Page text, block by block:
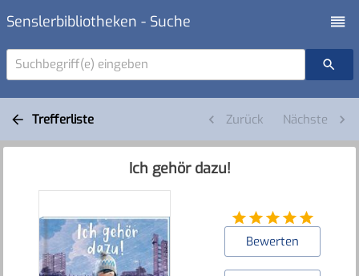
Senslerbibliotheken - Suche
Suchbegriff(e) eingeben
Trefferliste Zurück Nächste
Ich gehör dazu!
Bewerten